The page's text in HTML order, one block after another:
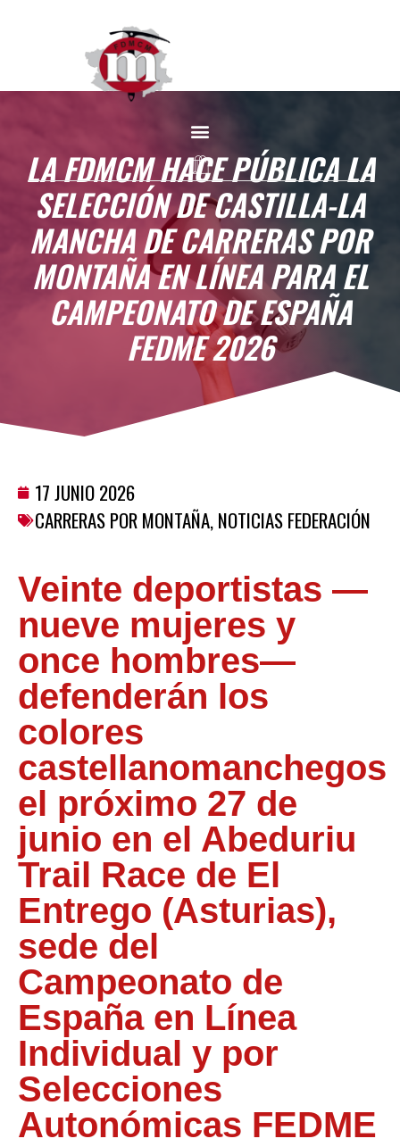
LA FDMCM HACE PÚBLICA LA
SELECCIÓN DE CASTILLA-LA
MANCHA DE CARRERAS POR
MONTAÑA EN LÍNEA PARA EL
CAMPEONATO DE ESPAÑA
FEDME 2026
17 JUNIO 2026
CARRERAS POR MONTAÑA,NOTICIAS FEDERACIÓN
Veinte deportistas —
nueve mujeres y
once hombres—
defenderán los
colores
castellanomanchegos
el próximo 27 de
junio en el Abeduriu
Trail Race de El
Entrego (Asturias),
sede del
Campeonato de
España en Línea
Individual y por
Selecciones
Autonómicas FEDME